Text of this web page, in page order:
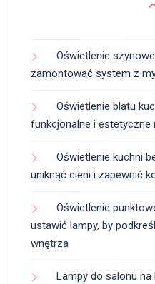
Oświetlenie
zamontować system z
Oświetlenie blatu
funkcjonalne i
Oświetlenie kuchni
uniknąć cieni i zapewnić
Oświetlenie
ustawić lampy, by
wnętrza
Lampy do salonu na